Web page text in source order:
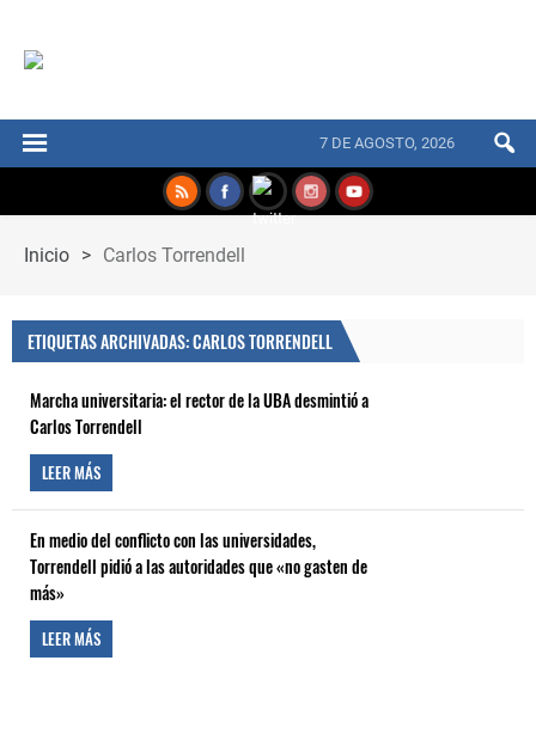
7 DE AGOSTO, 2026
Inicio > Carlos Torrendell
ETIQUETAS ARCHIVADAS: CARLOS TORRENDELL
Marcha universitaria: el rector de la UBA desmintió a
Carlos Torrendell
LEER MÁS
En medio del conflicto con las universidades,
Torrendell pidió a las autoridades que «no gasten de
más»
LEER MÁS